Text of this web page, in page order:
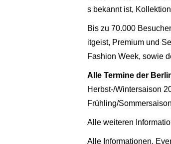
s bekannt ist,
Bis zu 70.000
itgeist, Premium und
Fashion Week, sowie
Alle Termine der
Herbst-/Wintersaison
Frühling/
Alle weiteren
Alle Informationen,